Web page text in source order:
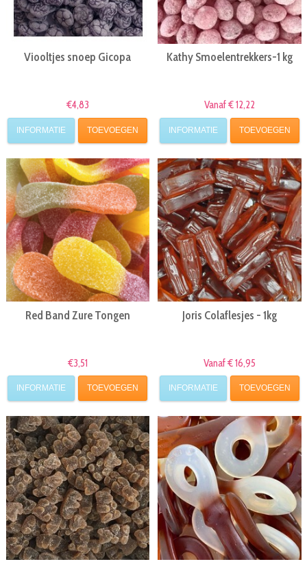
Viooltjes snoep Gicopa
€4,83
INFORMATIE TOEVOEGEN
Kathy Smoelentrekkers-1 kg
Vanaf € 12,22
INFORMATIE TOEVOEGEN
Red Band Zure Tongen
€3,51
INFORMATIE TOEVOEGEN
Joris Colaflesjes - 1kg
Vanaf € 16,95
INFORMATIE TOEVOEGEN